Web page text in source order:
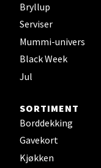
Bryllup
Serviser
Mummi-univers
Black Week
Jul
SORTIMENT
Borddekking
Gavekort
Kjøkken
Alti Sunndal,
Åpent i dag 10-16
0 i butikk
Jessheim